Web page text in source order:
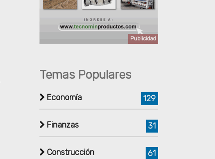
Publicidad
Temas Populares
Economía 129
Finanzas 31
Construcción 61